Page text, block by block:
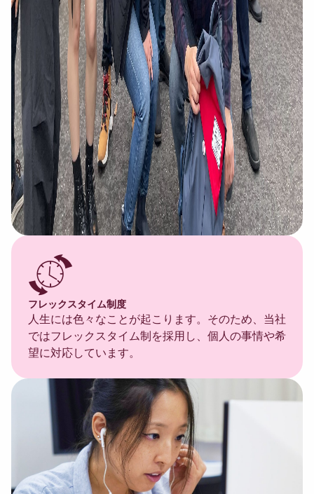
フレックスタイム制度
人生には色々なことが起こります。そのため、当社
ではフレックスタイム制を採用し、個人の事情や希
望に対応しています。